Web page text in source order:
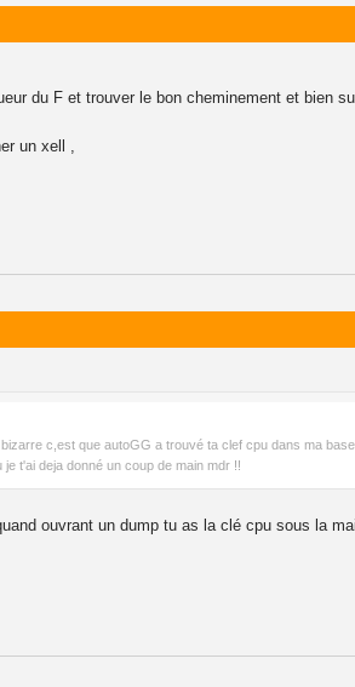
du F et trouver le bon cheminement et bien
un xell ,
c,est que autoGG a trouvé ta clef cpu dans ma
t'ai deja donné un coup de main mdr !!
ouvrant un dump tu as la clé cpu sous la